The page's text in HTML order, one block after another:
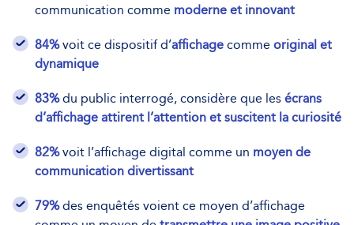
communication comme moderne et innovant
84%voit ce dispositif d’affichage comme original et
dynamique
83%du public interrogé, considère que les écrans
d’affichage attirent l’attention et suscitent la curiosité
82%voit l’affichage digital comme un moyen de
communication divertissant
79%des enquêtés voient ce moyen d’affichage